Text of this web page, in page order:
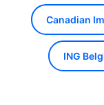
Canadian
ING